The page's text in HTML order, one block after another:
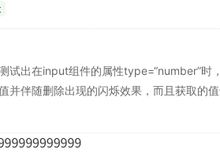
试出在input组件的属性type=“number”
并伴随删除出现的闪烁效果，而且获取